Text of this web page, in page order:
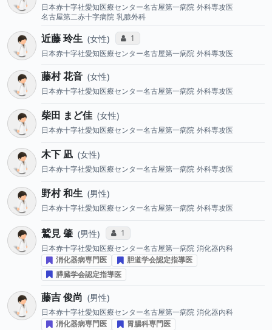
日本赤十字社愛知医療センター名古屋第一病院 外科専攻医
名古屋第二赤十字病院 乳腺外科
近藤 玲生 女性 コミュニケーション・タイプ投票数
1
日本赤十字社愛知医療センター名古屋第一病院 外科専攻医
藤村 花音 女性
日本赤十字社愛知医療センター名古屋第一病院 外科専攻医
柴田 まど佳 女性
日本赤十字社愛知医療センター名古屋第一病院 外科専攻医
木下 凪 女性
日本赤十字社愛知医療センター名古屋第一病院 外科専攻医
野村 和生 男性
日本赤十字社愛知医療センター名古屋第一病院 外科専攻医
鷲見 肇 男性 コミュニケーション・タイプ投票数
1
日本赤十字社愛知医療センター名古屋第一病院 消化器内科
消化器病専門医
胆道学会認定指導医
膵臓学会認定指導医
藤吉 俊尚 男性
日本赤十字社愛知医療センター名古屋第一病院 消化器内科
消化器病専門医
胃腸科専門医